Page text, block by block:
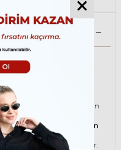
Gözlüğü
tarzı ve kaliteli
hem de kadınlar
zararlı ışınlarından
kısmının koyu, alt kısmının
Bu sayede, hem
hem de alt kısımdan
güneş gözlüğü
de göz sağlığınızı korur.